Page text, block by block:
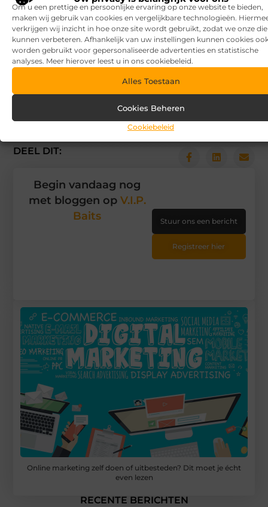
Om u een prettige en persoonlijke ervaring op onze website te bieden,
maken wij gebruik van cookies en vergelijkbare technologieën.
verkrijgen wij inzicht in hoe onze site wordt gebruikt, zodat we onze
kunnen verbeteren. Afhankelijk van uw instellingen kunnen cookies
worden gebruikt voor gepersonaliseerde advertenties en statistische
analyses. Meer hierover leest u in ons cookiebeleid.
Alles Toestaan
Cookies Beheren
Cookiebeleid
marketing — of je nu alles zelf wilt doen, of
gewoon lekker wilt uitbesteden.
Goed artikel? Deel hem dan op:
Facebook Pinterest
Tags en Categorieën:
Marketing,ondernemen
DEEL DIT:
Online marketing zelf doen of uitbesteden? Dit moet je écht
even lezen
RECENTE BERICHTEN
Begin vandaag nog
met bloggen op V.I.P.
Baits
Stuur ons een bericht
Registreer hier